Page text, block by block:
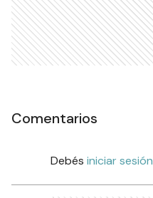
Comentarios
Debés iniciar sesión